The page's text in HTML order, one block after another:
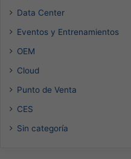
Data Center
Eventos y Entrenamientos
OEM
Cloud
Punto de Venta
CES
Sin categoría